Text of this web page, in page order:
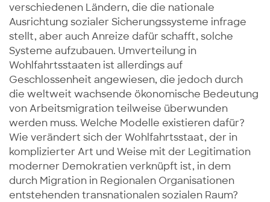
verschiedenen Ländern, die die nationale
Ausrichtung sozialer Sicherungssysteme infrage
stellt, aber auch Anreize dafür schafft, solche
Systeme aufzubauen. Umverteilung in
Wohlfahrtsstaaten ist allerdings auf
Geschlossenheit angewiesen, die jedoch durch
die weltweit wachsende ökonomische Bedeutung
von Arbeitsmigration teilweise überwunden
werden muss. Welche Modelle existieren dafür?
Wie verändert sich der Wohlfahrtsstaat, der in
komplizierter Art und Weise mit der Legitimation
moderner Demokratien verknüpft ist, in dem
durch Migration in Regionalen Organisationen
entstehenden transnationalen sozialen Raum?